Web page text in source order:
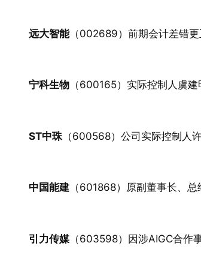
远大智能（002689）前期会计差错更
宁科生物 （600165）实际控制人虞
ST中珠 （600568）公司实际控制人
中国能建 （601868）原副董事长、
引力传媒 （603598）因涉AIGC合作